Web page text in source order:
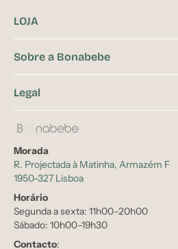
LOJA
Sobre a Bonabebe
Legal
Morada
R. Projectada à Matinha, Armazém F
1950-327 Lisboa
Horário
Segunda a sexta: 11h00–20h00
Sábado: 10h00–19h30
Contacto: